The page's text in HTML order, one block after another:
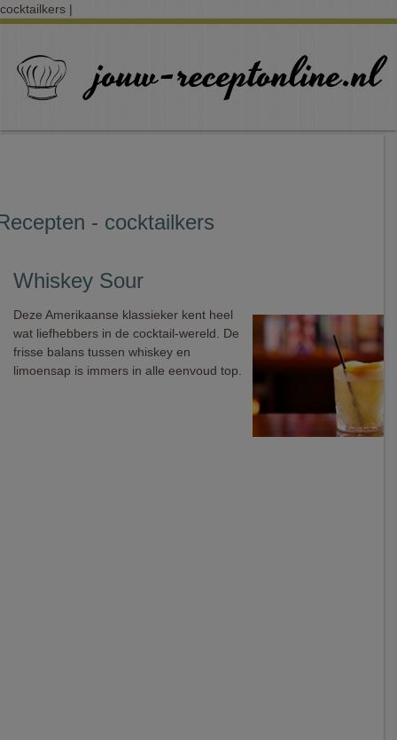
cocktailkers |
- cocktailkers
Whiskey Sour
Deze Amerikaanse klassieker kent heel
wat liefhebbers in de cocktail-wereld. De
frisse balans tussen whiskey en
limoensap is immers in alle eenvoud top.